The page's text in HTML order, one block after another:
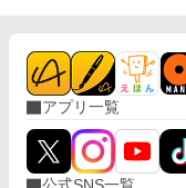
アプリ一覧